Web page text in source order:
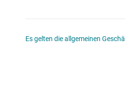
Es gelten die allgemeinen